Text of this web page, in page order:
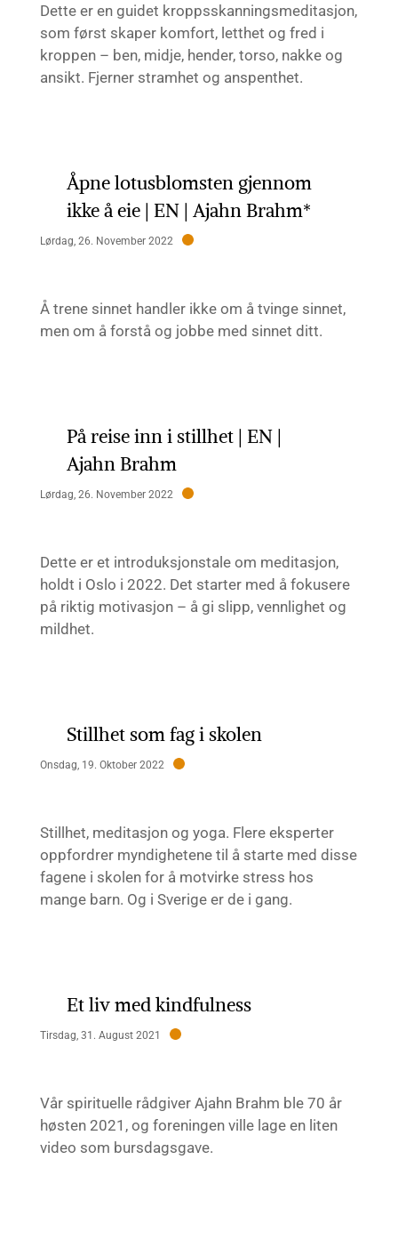
Dette er en guidet kroppsskanningsmeditasjon,
som først skaper komfort, letthet og fred i
kroppen – ben, midje, hender, torso, nakke og
ansikt. Fjerner stramhet og anspenthet.
Åpne lotusblomsten gjennom
ikke å eie | EN | Ajahn Brahm*
Lørdag, 26. November 2022
Å trene sinnet handler ikke om å tvinge sinnet,
men om å forstå og jobbe med sinnet ditt.
På reise inn i stillhet | EN |
Ajahn Brahm
Lørdag, 26. November 2022
Dette er et introduksjonstale om meditasjon,
holdt i Oslo i 2022. Det starter med å fokusere
på riktig motivasjon – å gi slipp, vennlighet og
mildhet.
Stillhet som fag i skolen
Onsdag, 19. Oktober 2022
Stillhet, meditasjon og yoga. Flere eksperter
oppfordrer myndighetene til å starte med disse
fagene i skolen for å motvirke stress hos
mange barn. Og i Sverige er de i gang.
Et liv med kindfulness
Tirsdag, 31. August 2021
Vår spirituelle rådgiver Ajahn Brahm ble 70 år
høsten 2021, og foreningen ville lage en liten
video som bursdagsgave.